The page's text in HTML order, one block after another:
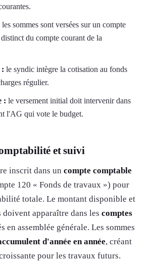
les sommes sont versées sur un compte
du compte courant de la
: le syndic intègre la cotisation au fonds
régulier.
: le versement initial doit intervenir dans
l'AG qui vote le budget.
et suivi
inscrit dans un compte comptable
120 « Fonds de travaux ») pour
totale. Le montant disponible et
doivent apparaître dans les comptes
en assemblée générale. Les sommes
d'année en année, créant
pour les travaux futurs.